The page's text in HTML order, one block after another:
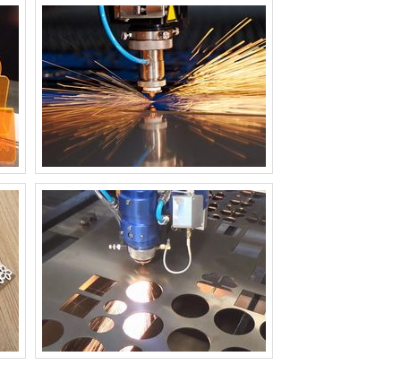
MÁQUINA DE CORTE A LASER PARA TUBOS
MÁQUINA DE CORTE A LASER PEQUENA
MÁQUINA DE CORTE A LASER PORTÁTIL
MÁQUINA DE CORTE A LASER PREÇO
MÁQUINA DE CORTE A LASER SP
MÁQUINA DE CORTE A LASER TECIDO
PREÇO
MÁQUINA DE CORTE A LASER VIDRO
MÁQUINA DE CORTE A LASER WS 10080
80W
MÁQUINA DE CORTE DE TECIDO A LASER
PREÇO
MÁQUINA DE CORTE DE TECIDO
INDUSTRIAL A LASER
MÁQUINA DE CORTE LASER
MÁQUINA DE CORTE LASER INDUSTRIAL